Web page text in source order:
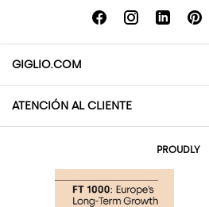
GIGLIO.COM
About
ATENCIÓN AL CLIENTE
PROUDLY